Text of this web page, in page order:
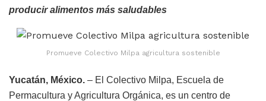
producir alimentos más saludables
Promueve Colectivo Milpa agricultura sostenible
Yucatán, México. – El Colectivo Milpa, Escuela de
Permacultura y Agricultura Orgánica, es un centro de